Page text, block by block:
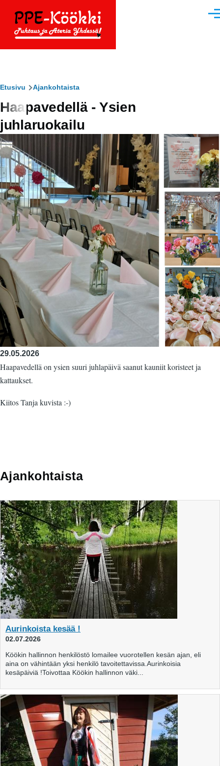
Murupolku
Etusivu Ajankohtaista
Haapavedellä - Ysien
juhlaruokailu
29.05.2026
Haapavedellä on ysien suuri juhlapäivä saanut kauniit koristeet ja
kattaukset.
Kiitos Tanja kuvista :-)
Ajankohtaista
Aurinkoista kesää !
02.07.2026
Köökin hallinnon henkilöstö lomailee vuorotellen kesän ajan, eli
aina on vähintään yksi henkilö tavoitettavissa.Aurinkoisia
kesäpäiviä !Toivottaa Köökin hallinnon väki...